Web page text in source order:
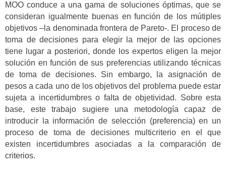
MOO conduce a una gama de soluciones óptimas, que se
consideran igualmente buenas en función de los mútiples
objetivos –la denominada frontera de Pareto-. El proceso de
toma de decisiones para elegir la mejor de las opciones
tiene lugar a posteriori, donde los expertos eligen la mejor
solución en función de sus preferencias utilizando técnicas
de toma de decisiones. Sin embargo, la asignación de
pesos a cada uno de los objetivos del problema puede estar
sujeta a incertidumbres o falta de objetividad. Sobre esta
base, este trabajo sugiere una metodología capaz de
introducir la información de selección (preferencia) en un
proceso de toma de decisiones multicriterio en el que
existen incertidumbres asociadas a la comparación de
criterios.